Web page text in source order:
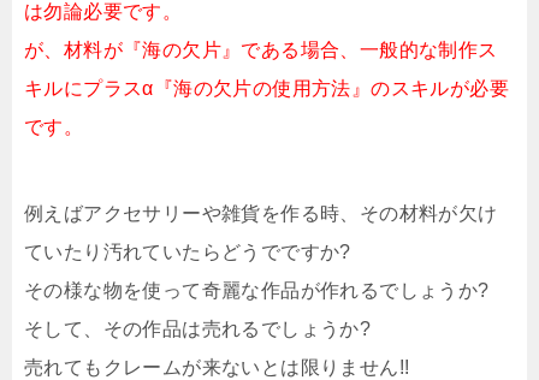
は勿論必要です。
が、材料が『海の欠片』である場合、一般的な制作ス
キルにプラスα『海の欠片の使用方法』のスキルが必要
です。
例えばアクセサリーや雑貨を作る時、その材料が欠け
ていたり汚れていたらどうでですか?
その様な物を使って奇麗な作品が作れるでしょうか?
そして、その作品は売れるでしょうか?
売れてもクレームが来ないとは限りません!!